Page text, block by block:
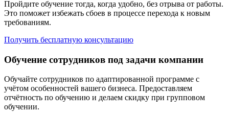
Пройдите обучение тогда, когда удобно, без отрыва от работы.
Это поможет избежать сбоев в процессе перехода к новым
требованиям.
Получить бесплатную консультацию
Обучение сотрудников под задачи компании
Обучайте сотрудников по адаптированной программе с
учётом особенностей вашего бизнеса. Предоставляем
отчётность по обучению и делаем скидку при групповом
обучении.